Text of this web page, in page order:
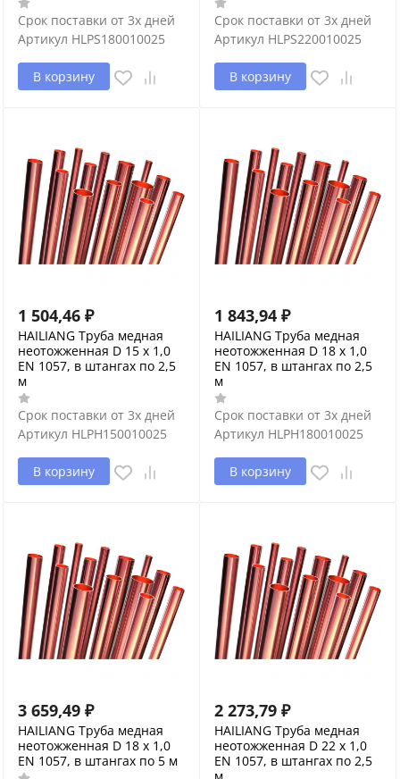
Срок поставки от 3х дней
Артикул HLPS180010025
В корзину
Срок поставки от 3х дней
Артикул HLPS220010025
В корзину
1 504,46 ₽
HAILIANG Труба медная
неотожженная D 15 х 1,0
EN 1057, в штангах по 2,5
м
Срок поставки от 3х дней
Артикул HLPH150010025
В корзину
1 843,94 ₽
HAILIANG Труба медная
неотожженная D 18 х 1,0
EN 1057, в штангах по 2,5
м
Срок поставки от 3х дней
Артикул HLPH180010025
В корзину
3 659,49 ₽
HAILIANG Труба медная
неотожженная D 18 х 1,0
EN 1057, в штангах по 5 м
2 273,79 ₽
HAILIANG Труба медная
неотожженная D 22 х 1,0
EN 1057, в штангах по 2,5